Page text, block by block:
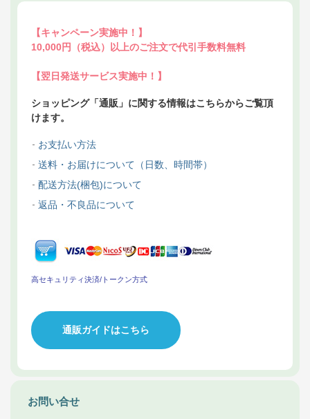
【キャンペーン実施中！】
10,000円（税込）以上のご注文で代引手数料無料
【翌日発送サービス実施中！】
ショッピング「通販」に関する情報はこちらからご覧頂
けます。
お支払い方法
送料・お届けについて（日数、時間帯）
配送方法(梱包)について
返品・不良品について
高セキュリティ決済/トークン方式
通販ガイドはこちら
お問い合せ